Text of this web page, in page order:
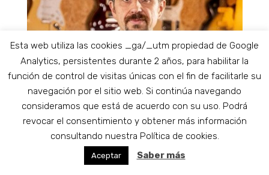
Esta web utiliza las cookies _ga/_utm propiedad de Google
Analytics, persistentes durante 2 años, para habilitar la
función de control de visitas únicas con el fin de facilitarle su
navegación por el sitio web. Si continúa navegando
consideramos que está de acuerdo con su uso. Podrá
revocar el consentimiento y obtener más información
consultando nuestra Política de cookies.
Aceptar Saber más